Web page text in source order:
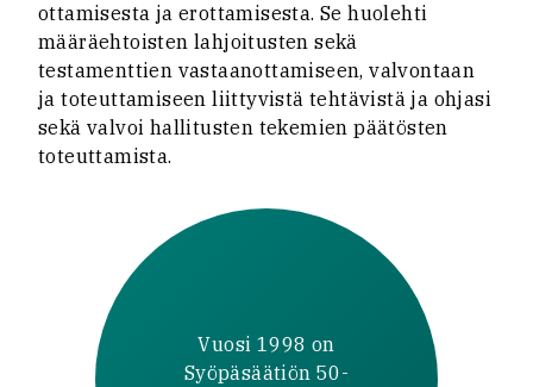
ottamisesta ja erottamisesta. Se huolehti
määräehtoisten lahjoitusten sekä
testamenttien vastaanottamiseen, valvontaan
ja toteuttamiseen liittyvistä tehtävistä ja ohjasi
sekä valvoi hallitusten tekemien päätösten
toteuttamista.
Vuosi 1998 on
Syöpäsäätiön 50-